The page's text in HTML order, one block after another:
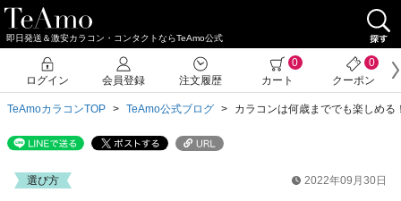
即日発送＆激安カラコン・コンタクトならTeAmo公式
TeAmoカラコンTOP TeAmo公式ブログ カラコンは何歳まででも楽しめ
選び方 2022年09月30日
ログイン 会員登録 注文履歴
0
カート
0
クーポン